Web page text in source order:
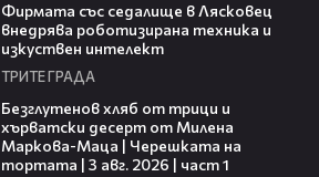
Фирмата със седалище в Лясковец
внедрява роботизирана техника и
изкуствен интелект
ТРИТЕ ГРАДА
Безглутенов хляб от трици и
хърватски десерт от Милена
Маркова-Маца | Черешката на
тортата | 3 авг. 2026 | част 1